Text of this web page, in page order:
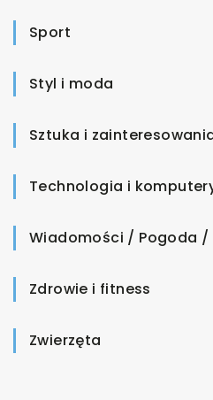
Sport
Styl i moda
Sztuka i
Technologia i
Wiadomości / Pogoda /
Zdrowie i fitness
Zwierzęta